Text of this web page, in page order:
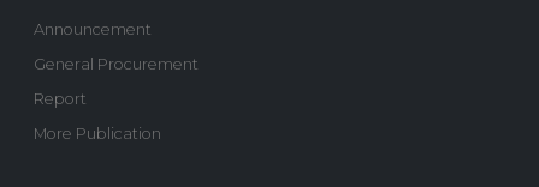
Announcement
General Procurement
Report
More Publication